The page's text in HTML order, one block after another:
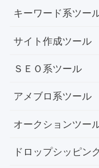
キーワード系ツー
サイト作成ツール
ＳＥＯ系ツール
アメブロ系ツール
オークションツー
ドロップシッピン